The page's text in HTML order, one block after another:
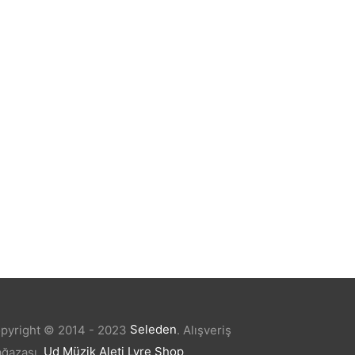
© 2014 - 2023 Seleden. Alışveriş
Ud Müzik Aleti Lyre Shop